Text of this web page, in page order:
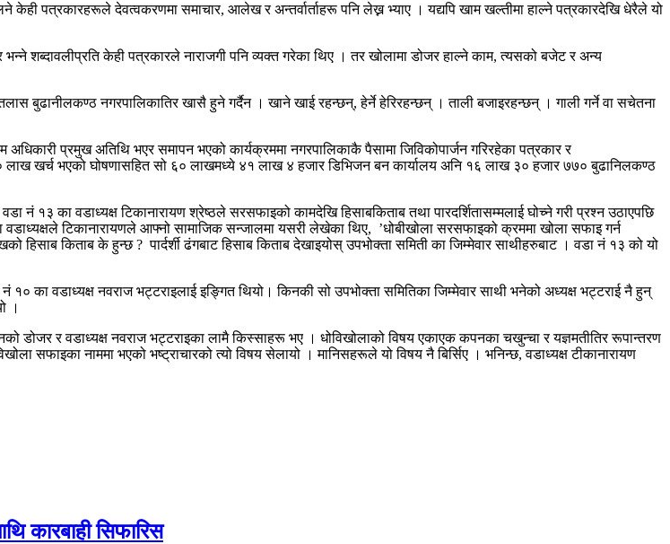
पत्रकारहरूले देवत्वकरणमा समाचार, आलेख र अन्तर्वार्ताहरू पनि लेख्न भ्याए । यद्यपि खाम खल्तीमा हाल्ने पत्रकारदेखि धेरैले यो
शब्दावलीप्रति केही पत्रकारले नाराजगी पनि व्यक्त गरेका थिए । तर खोलामा डोजर हाल्ने काम, त्यसको बजेट र अन्य
बुढानीलकण्ठ नगरपालिकातिर खासै हुने गर्दैन । खाने खाई रहन्छन्, हेर्ने हेरिरहन्छन् । ताली बजाइरहन्छन् । गाली गर्ने वा सचेतना
प्रमुख अतिथि भएर समापन भएको कार्यक्रममा नगरपालिकाकै पैसामा जिविकोपार्जन गरिरहेका पत्रकार र
लाख खर्च भएको घोषणासहित सो ६० लाखमध्ये ४१ लाख ४ हजार डिभिजन बन कार्यालय अनि १६ लाख ३० हजार ७७० बुढानिलकण्ठ
१३ का वडाध्यक्ष टिकानारायण श्रेष्ठले सरसफाइको कामदेखि हिसाबकिताब तथा पारदर्शितासम्मलाई घोच्ने गरी प्रश्न उठाएपछि
टिकानारायणले आफ्नो सामाजिक सन्जालमा यसरी लेखेका थिए, ’धोबीखोला सरसफाइको क्रममा खोला सफाइ गर्न
किताब के हुन्छ ? पार्दर्शी ढंगबाट हिसाब किताब देखाइयोस् उपभोक्ता समिती का जिम्मेवार साथीहरुबाट । वडा नं १३ को यो
१० का वडाध्यक्ष नवराज भट्टराइलाई इङ्गित थियो। किनकी सो उपभोक्ता समितिका जिम्मेवार साथी भनेको अध्यक्ष भट्टराई नै हुन्
।
डोजर र वडाध्यक्ष नवराज भट्टराइका लामै किस्साहरू भए । धोविखोलाको विषय एकाएक कपनका चखुन्चा र यज्ञमतीतिर रूपान्तरण
सफाइका नाममा भएको भष्ट्राचारको त्यो विषय सेलायो । मानिसहरूले यो विषय नै बिर्सिए । भनिन्छ, वडाध्यक्ष टीकानारायण
कारबाही सिफारिस